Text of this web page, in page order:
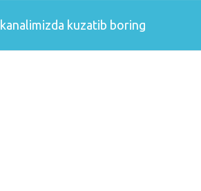
kanalimizda kuzatib boring